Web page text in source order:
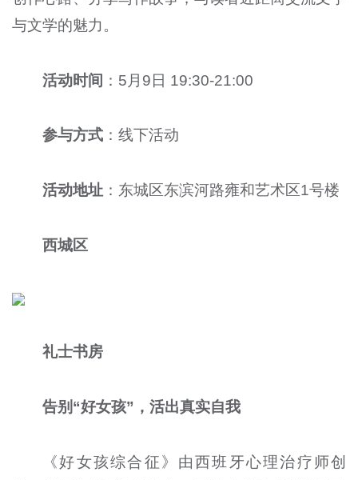
与文学的魅力。
活动时间 ：5月9日 19:30-21:00
参与方式 ：线下活动
活动地址 ：东城区东滨河路雍和艺术区1号楼
西城区
礼士书房
告别“好女孩”，活出真实自我
《好女孩综合征》由西班牙心理治疗师创